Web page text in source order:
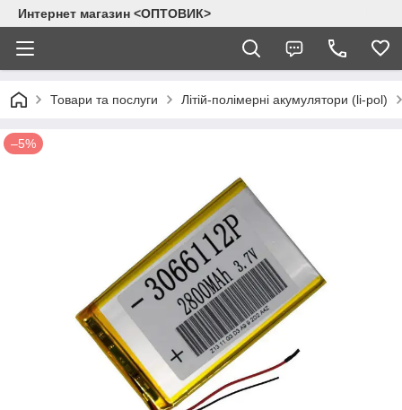
Интернет магазин <ОПТОВИК>
Товари та послуги Літій-полімерні акумулятори (li-pol)
–5%